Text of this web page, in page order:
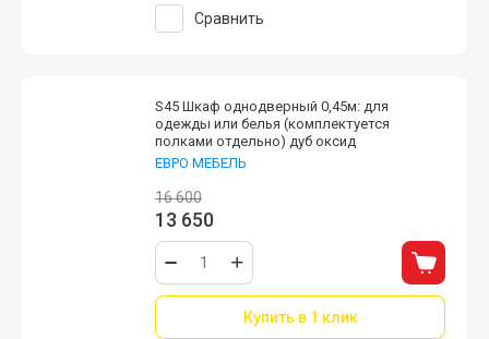
Сравнить
S45 Шкаф однодверный 0,45м: для
одежды или белья (комплектуется
полками отдельно) дуб оксид
ЕВРО МЕБЕЛЬ
16 600
13 650
Купить в 1 клик